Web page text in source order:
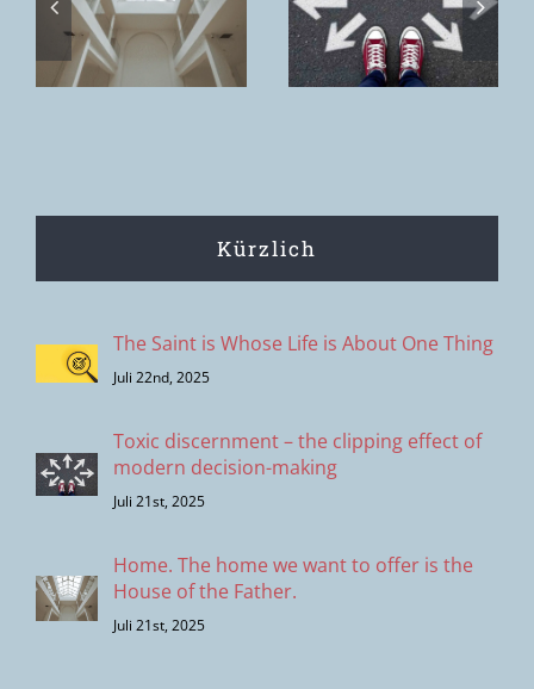
lähmende
Wirkung
moderner
wound
remains.
Kürzlich
The Saint is Whose Life is About One Thing
Juli 22nd, 2025
Toxic discernment – the clipping effect of
modern decision-making
Juli 21st, 2025
Home. The home we want to offer is the
House of the Father.
Juli 21st, 2025